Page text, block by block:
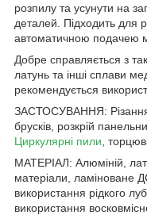
розпилу та усунути на
деталей. Підходить для
автоматичною подачею
Добре справляється з
латунь та інші сплави
рекомендується
ЗАСТОСУВАННЯ: Різання
брусків, розкрій
Циркулярні пили ,
МАТЕРІАЛ: Алюміній,
матеріали, ламіноване
використання рідкого
використання